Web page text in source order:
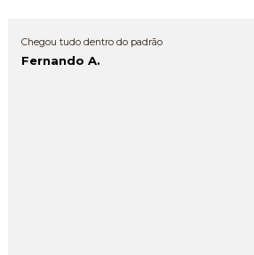
Chegou tudo dentro do padrão
Fernando A.